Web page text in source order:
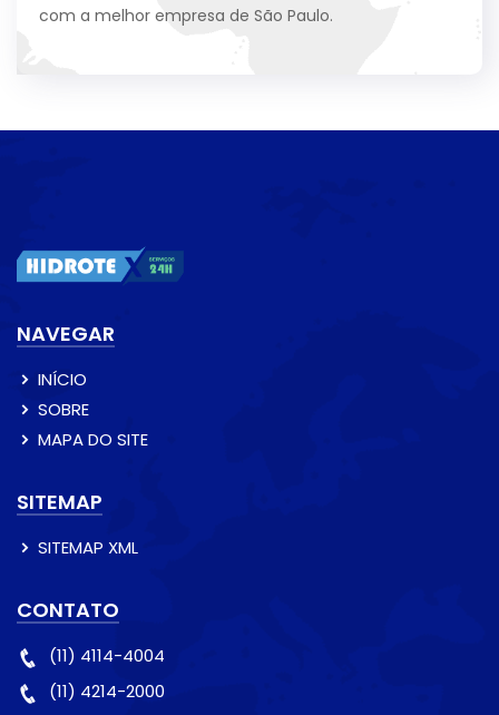
com a melhor empresa de São Paulo.
NAVEGAR
INÍCIO
SOBRE
MAPA DO SITE
SITEMAP
SITEMAP XML
CONTATO
(11) 4114-4004
(11) 4214-2000